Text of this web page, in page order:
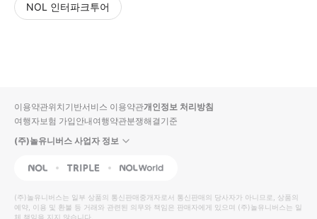
NOL 인터파크투어
입니
다.
높
은
동
영
순
상
이용약관위치기반서비스 이용약관개인정보 처리방침
여행자보험 가입안내여행약관분쟁해결기준
(주)놀유니버스 사업자 정보
NOL Triple Interpark Global
(주)놀유니버스는 일부 상품의 통신판매중개자로서 통신판매의 당사자가 아니므로, 상품의
예약, 이용 및 환불 등 거래와 관련된 의무와 책임은 판매자에게 있으며 (주)놀유니버스는 일
체 책임을 지지 않습니다.